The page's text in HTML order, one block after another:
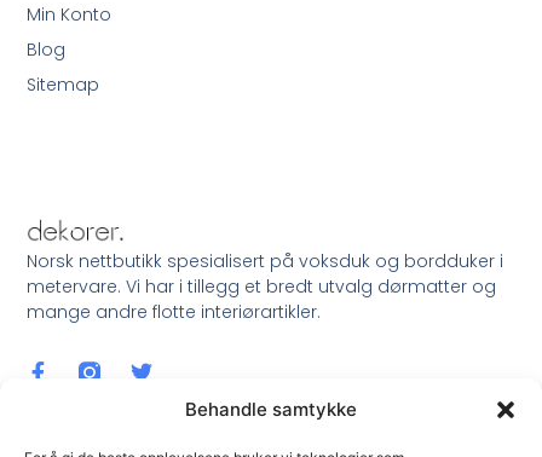
Behandle samtykke
Norsk nettbutikk spesialisert på voksduk og bordduker i
metervare. Vi har i tillegg et bredt utvalg dørmatter og
mange andre flotte interiørartikler.
Min Konto
Blog
Sitemap